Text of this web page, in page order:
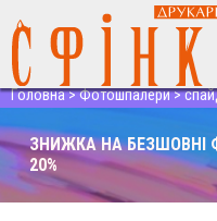
Головна>Фотошпалери>
ЗНИЖКА НА БЕЗШОВНІ
20%